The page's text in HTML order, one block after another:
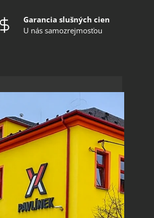
Garancia slušných cien
U nás samozrejmosťou